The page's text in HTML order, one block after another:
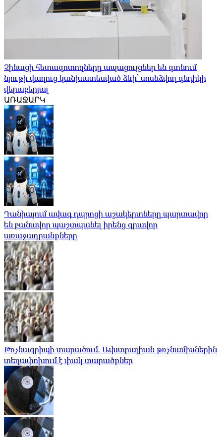
Չինացի հետազոտողները ապացույցներ են գտնում
նյութի վաղուց կանխատեսված ձևի՝ սոսնձվող գնդիկի
վերաբերյալ
ԱՌԱՋԱՐԿ
Դանիայում ավագ դպրոցի աշակերտները պարտավոր
են բանավոր պաշտպանել իրենց գրավոր
առաջադրանքները
Թռչնագրիպի տարածում. Ավստրալիան թռչնամիսներին
տեղափոխում է փակ տարածքներ